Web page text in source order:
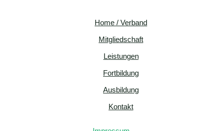
Home / Verband
Mitgliedschaft
Leistungen
Fortbildung
Ausbildung
Kontakt